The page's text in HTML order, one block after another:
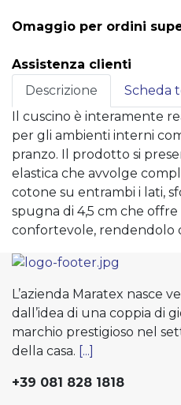
Omaggio per ordini
Assistenza clienti
Descrizione
Scheda
Il cuscino è interamente
per gli ambienti interni
pranzo. Il prodotto si
elastica che avvolge
cotone su entrambi i lati,
spugna di 4,5 cm che
confortevole, rendendolo
L’azienda Maratex nasce
dall’idea di una coppia di
marchio prestigioso nel
della casa. [...]
+39 081 828 1818